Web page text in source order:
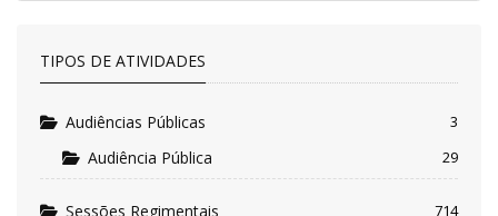
TIPOS DE ATIVIDADES
Audiências Públicas 3
Audiência Pública 29
Sessões Regimentais 714